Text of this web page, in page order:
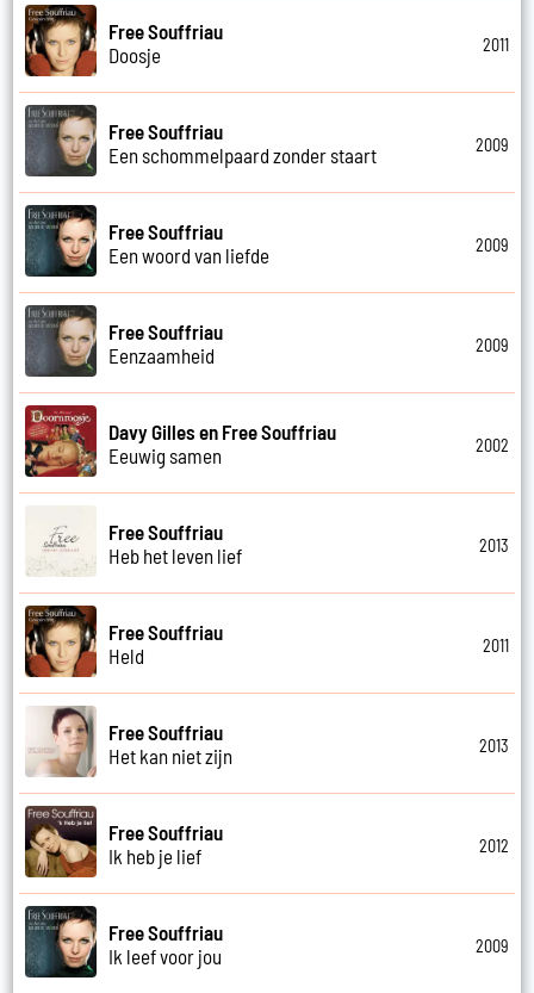
Free Souffriau
Doosje
2011
Free Souffriau
Een schommelpaard zonder staart
2009
Free Souffriau
Een woord van liefde
2009
Free Souffriau
Eenzaamheid
2009
Davy Gilles en Free Souffriau
Eeuwig samen
2002
Free Souffriau
Heb het leven lief
2013
Free Souffriau
Held
2011
Free Souffriau
Het kan niet zijn
2013
Free Souffriau
Ik heb je lief
2012
Free Souffriau
Ik leef voor jou
2009